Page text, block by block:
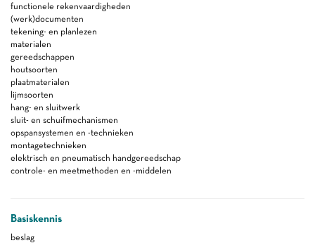
functionele rekenvaardigheden
(werk)documenten
tekening- en planlezen
materialen
gereedschappen
houtsoorten
plaatmaterialen
lijmsoorten
hang- en sluitwerk
sluit- en schuifmechanismen
opspansystemen en -technieken
montagetechnieken
elektrisch en pneumatisch handgereedschap
controle- en meetmethoden en -middelen
Basiskennis
beslag